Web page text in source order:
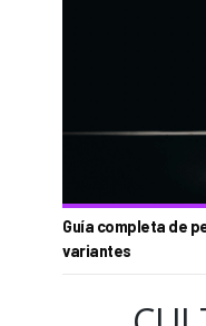
Guía completa de
variantes